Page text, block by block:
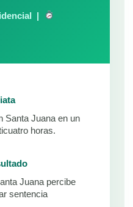
|
Santa Juana en un
horas.
Juana percibe
sentencia